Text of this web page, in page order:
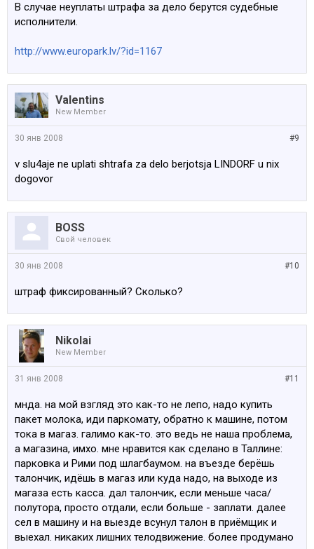
В случае неуплаты штрафа за дело берутся судебные
исполнители.
http://www.europark.lv/?id=1167
Valentins
New Member
#9
30 янв 2008
v slu4aje ne uplati shtrafa za delo berjotsja LINDORF u nix
dogovor
BOSS
Свой человек
#10
30 янв 2008
штраф фиксированный? Сколько?
Nikolai
New Member
#11
31 янв 2008
мнда. на мой взгляд это как-то не лепо, надо купить
пакет молока, иди паркомату, обратно к машине, потом
тока в магаз. галимо как-то. это ведь не наша проблема,
а магазина, имхо. мне нравится как сделано в Таллине:
парковка и Рими под шлагбаумом. на въезде берёшь
талончик, идёшь в магаз или куда надо, на выходе из
магаза есть касса. дал талончик, если меньше часа/
полутора, просто отдали, если больше - заплати. далее
сел в машину и на выезде всунул талон в приёмщик и
выехал. никаких лишних телодвижение. более продумано